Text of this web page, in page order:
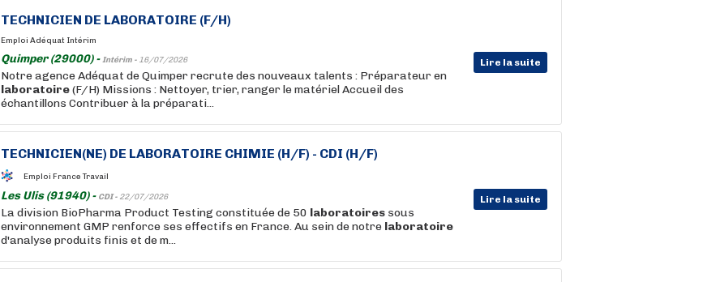
TECHNICIEN DE LABORATOIRE (F/H)
Emploi Adéquat Intérim
Quimper (29000) -Intérim - 16/07/2026 Lire la suite
Notre agence Adéquat de Quimper recrute des nouveaux talents : Préparateur en
laboratoire(F/H) Missions : Nettoyer, trier, ranger le matériel Accueil des
échantillons Contribuer à la préparati...
TECHNICIEN(NE) DE LABORATOIRE CHIMIE (H/F) - CDI (H/F)
Emploi France Travail
Les Ulis (91940) - CDI - 22/07/2026 Lire la suite
La division BioPharma Product Testing constituée de 50 laboratoires sous
environnement GMP renforce ses effectifs en France. Au sein de notre laboratoire
d'analyse produits finis et de m...